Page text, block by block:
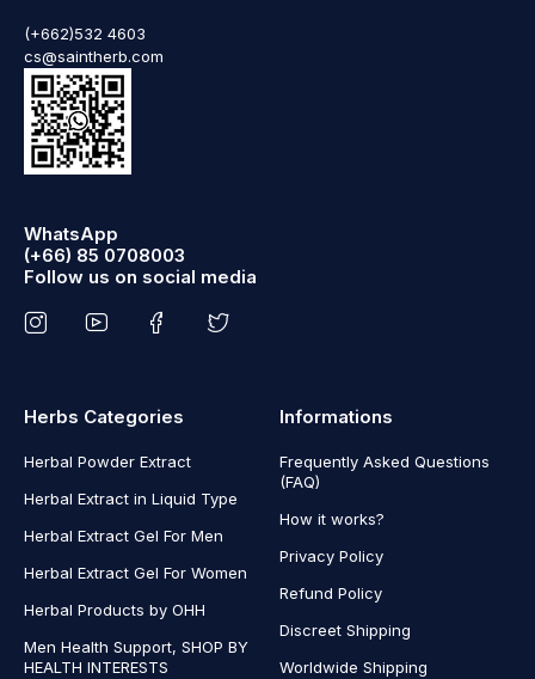
(+662)532 4603
cs@saintherb.com
WhatsApp
(+66) 85 0708003
Follow us on social media
Herbs Categories
Herbal Powder Extract
Herbal Extract in Liquid Type
Herbal Extract Gel For Men
Herbal Extract Gel For Women
Herbal Products by OHH
Men Health Support, SHOP BY
HEALTH INTERESTS
Informations
Frequently Asked Questions
(FAQ)
How it works?
Privacy Policy
Refund Policy
Discreet Shipping
Worldwide Shipping